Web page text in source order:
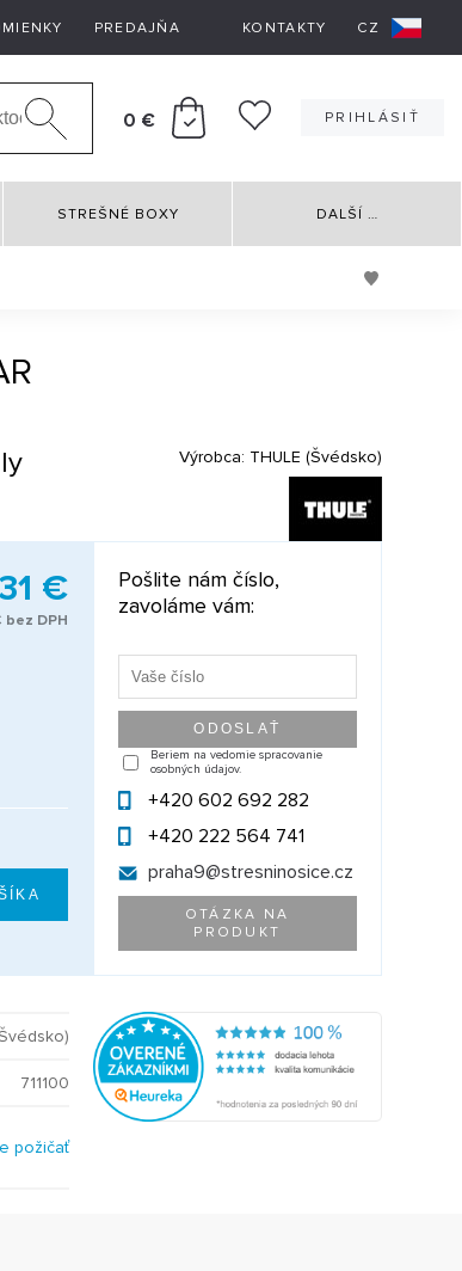
PREDAJŇA KONTAKTY CZ
0 € PRIHLÁSIŤ
STREŠNÉ BOXY DALŠÍ …
Výrobca: THULE (Švédsko)
€
bez DPH
Pošlite nám číslo,
zavoláme vám:
Beriem na vedomie spracovanie
osobných údajov.
+420 602 692 282
+420 222 564 741
praha9@stresninosice.cz
OTÁZKA NA
PRODUKT
711100
požičať